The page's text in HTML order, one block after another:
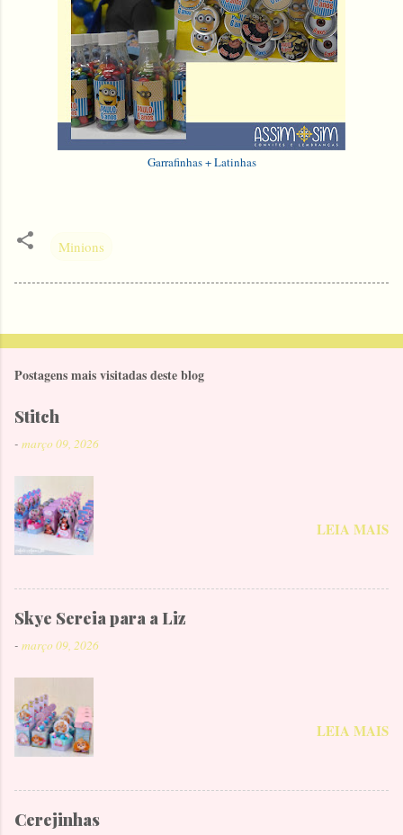
Garrafinhas + Latinhas
Minions
Postagens mais visitadas deste blog
Stitch
- março 09, 2026
LEIA MAIS
Skye Sereia para a Liz
- março 09, 2026
LEIA MAIS
Cerejinhas